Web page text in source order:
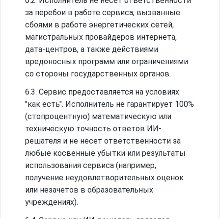
за перебои в работе сервиса, вызванные
сбоями в работе энергетических сетей,
магистральных провайдеров интернета,
дата-центров, а также действиями
вредоносных программ или ограничениями
со стороны государственных органов.
6.3. Сервис предоставляется на условиях
"как есть". Исполнитель не гарантирует 100%
(стопроцентную) математическую или
техническую точность ответов ИИ-
решателя и не несет ответственности за
любые косвенные убытки или результаты
использования сервиса (например,
получение неудовлетворительных оценок
или незачетов в образовательных
учреждениях).